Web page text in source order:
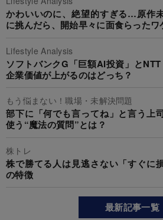
かわいいのに、絶望的すぎる…原作
に挑んだら、開始早々に面食らったワ
Lifestyle Analysis
ソフトバンクG「巨額AI投資」と
企業価値が上がるのはどっち？
もう悩まない！職場・未解決問題
部下に「何でも言ってね」と言う上
使う“魔法の質問”とは？
株トレ
株で勝てる人は見逃さない「すぐに
の特徴
最新記事一覧